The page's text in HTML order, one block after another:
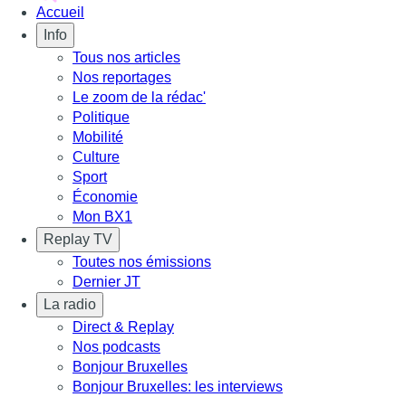
Accueil
Info
Tous nos articles
Nos reportages
Le zoom de la rédac'
Politique
Mobilité
Culture
Sport
Économie
Mon BX1
Replay TV
Toutes nos émissions
Dernier JT
La radio
Direct & Replay
Nos podcasts
Bonjour Bruxelles
Bonjour Bruxelles: les interviews